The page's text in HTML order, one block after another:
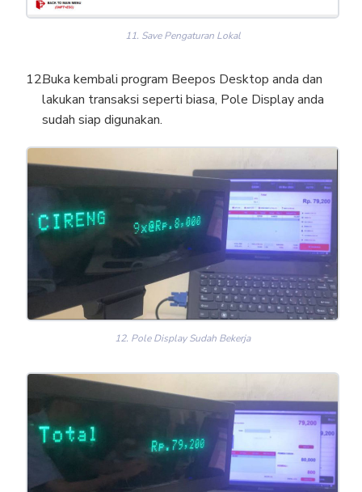
11. Save Pengaturan Lokal
Buka kembali program Beepos Desktop anda dan
lakukan transaksi seperti biasa, Pole Display anda
sudah siap digunakan.
12. Pole Display Sudah Bekerja